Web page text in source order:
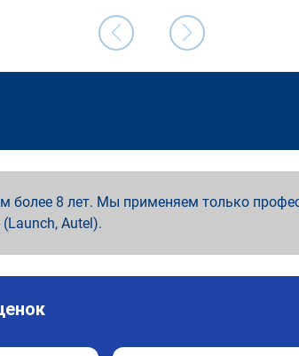
8 лет. Мы применяем только
Autel).